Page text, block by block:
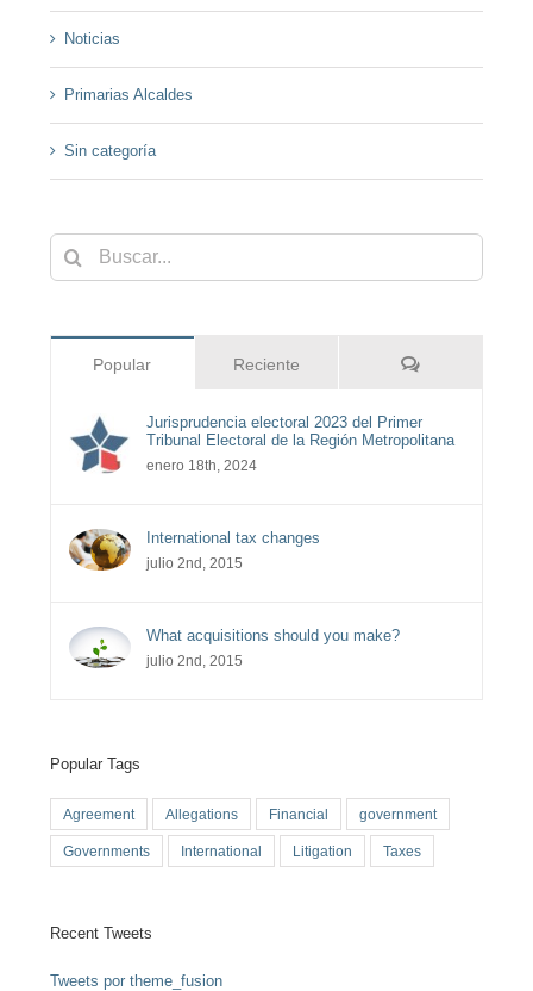
Noticias
Primarias Alcaldes
Sin categoría
Buscar:
Popular Reciente Comentarios
Jurisprudencia electoral 2023 del Primer
Tribunal Electoral de la Región Metropolitana
enero 18th, 2024
International tax changes
julio 2nd, 2015
What acquisitions should you make?
julio 2nd, 2015
Popular Tags
Agreement Allegations Financial government
Governments International Litigation Taxes
Recent Tweets
Tweets por theme_fusion